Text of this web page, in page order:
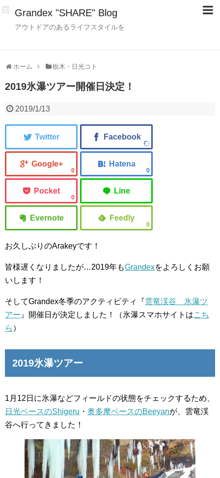
Grandex "SHARE" Blog
アウトドアのあるライフスタイルを
ホーム 栃木・日光コト
2019氷瀑ツアー開催日決定！
2019/1/13
0 0
0
0
お久しぶりのArakeyです！
皆様遅くなりましたが…2019年もGrandexをよろしくお願
いします！
そしてGrandex冬季のアクティビティ『雲竜渓谷 氷瀑ツ
アー 』開催日が決定しました！（氷瀑スマホサイトはこち
ら ）
2019氷瀑ツアー
1月12日に氷瀑などフィールドの状態をチェックするため、
日光ベースのShigeru ・ 奥多摩ベースのBeeyanが、雲竜渓
谷へ行ってきました！